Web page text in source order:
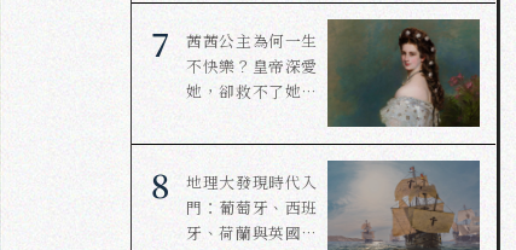
7
茜茜公主為何一生
不快樂？皇帝深愛
她，卻救不了她的
8
地理大發現時代入
門：葡萄牙、西班
牙、荷蘭與英國，